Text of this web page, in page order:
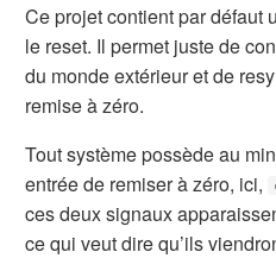
Ce projet contient par défaut
le reset. Il permet juste de
du monde extérieur et de
remise à zéro.
Tout système possède au
entrée de remiser à zéro, ici,
ces deux signaux
ce qui veut dire qu’ils